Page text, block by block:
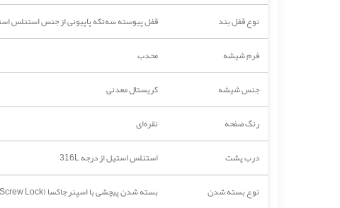
نوع قفل بند
قفل پیوسته سه‌تکه پاپیونی از جنس استنلس
فرم شیشه
محدب
جنس شیشه
کریستال معدنی
رنگ صفحه
نقره‌ای
درب پشت
استنلس استیل از درجه 316L
نوع بسته شدن
بسته شدن پیچشی با اسپنر جاکسا (Jaxa Spanner Screw Lock)